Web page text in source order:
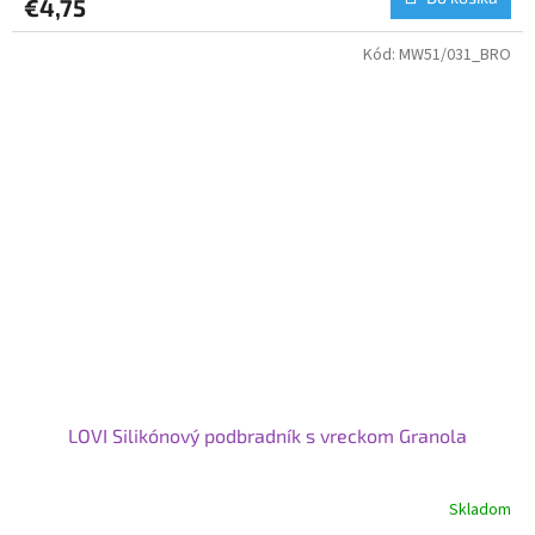
€4,75
LOVI Silikónový podbradník s vreckom Granola
Skladom
Kód: MW51/031_BRO